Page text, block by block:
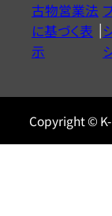
古物営業法
に基づく表
示
Copyright ©